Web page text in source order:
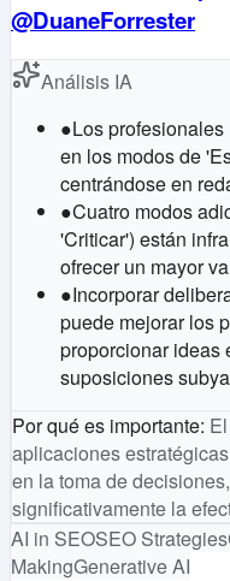
@DuaneForrester
Análisis IA
●Los
en los modos de
centrándose en
●Cuatro modos
'Criticar') están
ofrecer un mayor
●Incorporar
puede mejorar los
proporcionar ideas
suposiciones
Por qué es importante:
aplicaciones
en la toma de
significativamente la
AI in SEOSEO Strategies
MakingGenerative AI